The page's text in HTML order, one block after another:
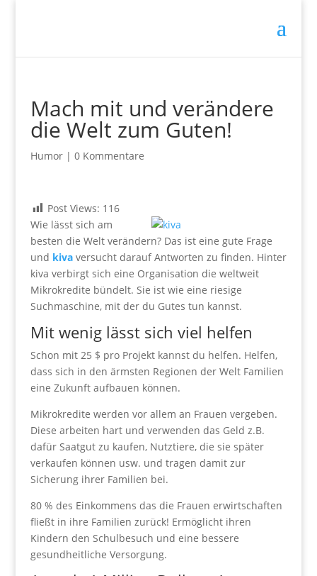
Mach mit und verändere
die Welt zum Guten!
Humor| 0 Kommentare
Post Views: 116
Wie lässt sich am
besten die Welt verändern? Das ist eine gute Frage
und kiva versucht darauf Antworten zu finden. Hinter
kiva verbirgt sich eine Organisation die weltweit
Mikrokredite bündelt. Sie ist wie eine riesige
Suchmaschine, mit der du Gutes tun kannst.
Mit wenig lässt sich viel helfen
Schon mit 25 $ pro Projekt kannst du helfen. Helfen,
dass sich in den ärmsten Regionen der Welt Familien
eine Zukunft aufbauen können.
Mikrokredite werden vor allem an Frauen vergeben.
Diese arbeiten hart und verwenden das Geld z.B.
dafür Saatgut zu kaufen, Nutztiere, die sie später
verkaufen können usw. und tragen damit zur
Sicherung ihrer Familien bei.
80 % des Einkommens das die Frauen erwirtschaften
fließt in ihre Familien zurück! Ermöglicht ihren
Kindern den Schulbesuch und eine bessere
gesundheitliche Versorgung.